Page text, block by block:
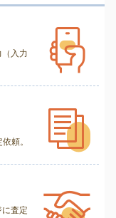
入力
頼。
査定